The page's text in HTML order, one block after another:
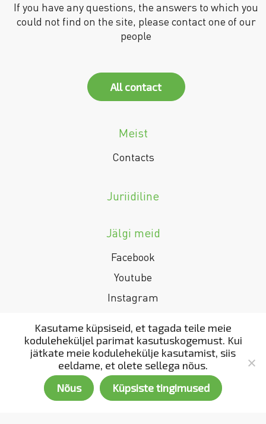
If you have any questions, the answers to which you
could not find on the site, please contact one of our
people
All contact
Meist
Contacts
Juriidiline
Jälgi meid
Facebook
Youtube
Instagram
Meie bränd
Kasutame küpsiseid, et tagada teile meie
koduleheküljel parimat kasutuskogemust. Kui
jätkate meie kodulehekülje kasutamist, siis
eeldame, et olete sellega nõus.
Nõus
Küpsiste tingimused